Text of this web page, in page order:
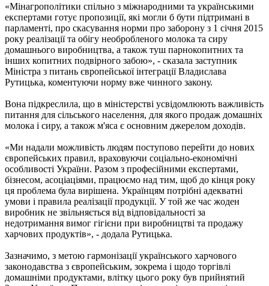
«Мінагрополітики спільно з міжнародними та українськими
експертами готує пропозиції, які могли б бути підтримані в
парламенті, про скасування норми про заборону з 1 січня 2015
року реалізації та обігу необробленого молока та сиру
домашнього виробництва, а також туш парнокопитних та
інших копитних подвірного забою», - сказала заступник
Міністра з питань європейської інтеграції Владислава
Рутицька, коментуючи норму вже чинного закону.
Вона підкреслила, що в міністерстві усвідомлюють важливість
питання для сільського населення, для якого продаж домашніх
молока і сиру, а також м'яса є основним джерелом доходів.
«Ми надали можливість людям поступово перейти до нових
європейських правил, враховуючи соціально-економічні
особливості України. Разом з професійними експертами,
бізнесом, асоціаціями, працюємо над тим, щоб до кінця року
ця проблема була вирішена. Українцям потрібні адекватні
умови і правила реалізації продукції. У той же час жоден
виробник не звільняється від відповідальності за
недотримання вимог гігієни при виробництві та продажу
харчових продуктів», - додала Рутицька.
Зазначимо, з метою гармонізації українського харчового
законодавства з європейським, зокрема і щодо торгівлі
домашніми продуктами, влітку цього року був прийнятий